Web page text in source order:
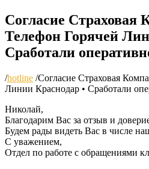
Согласие Страховая
Телефон Горячей
Сработали
/hotline /Согласие Страховая
Линии Краснодар • Сработали
Николай,
Благодарим Вас за отзыв и
Будем рады видеть Вас в числе
С уважением,
Отдел по работе с обращениями